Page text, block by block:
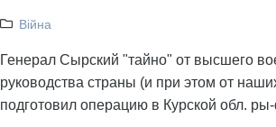
Війна
Генерал Сырский "тайно" от высшего
руководства страны (и при этом от
подготовил операцию в Курской обл.